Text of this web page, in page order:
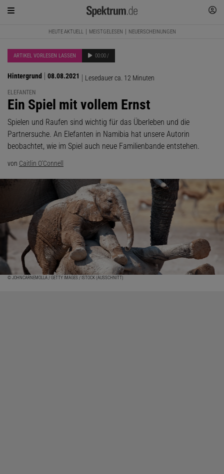
HEUTE AKTUELL MEISTGELESEN NEUERSCHEINUNGEN
ARTIKEL VORLESEN LASSEN 00:00 /
Hintergrund 08.08.2021 Lesedauer ca. 12 Minuten
ELEFANTEN
:
Ein Spiel mit vollem Ernst
Spielen und Raufen sind wichtig für das Überleben und die
Partnersuche. An Elefanten in Namibia hat unsere Autorin
beobachtet, wie im Spiel auch neue Familienbande entstehen.
von Caitlin O'Connell
© JOHNCARNEMOLLA / GETTY IMAGES / ISTOCK (AUSSCHNITT)